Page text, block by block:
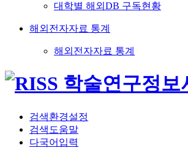
대학별 해외DB 구독현황
해외전자자료 통계
해외전자자료 통계
검색환경설정
검색도움말
다국어입력